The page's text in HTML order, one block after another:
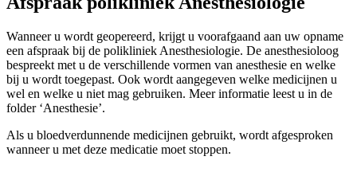
Wanneer u wordt geopereerd, krijgt u voorafgaand aan uw opname
een afspraak bij de polikliniek Anesthesiologie. De anesthesioloog
bespreekt met u de verschillende vormen van anesthesie en welke
bij u wordt toegepast. Ook wordt aangegeven welke medicijnen u
wel en welke u niet mag gebruiken. Meer informatie leest u in de
folder ‘Anesthesie’.
Als u bloedverdunnende medicijnen gebruikt, wordt afgesproken
wanneer u met deze medicatie moet stoppen.